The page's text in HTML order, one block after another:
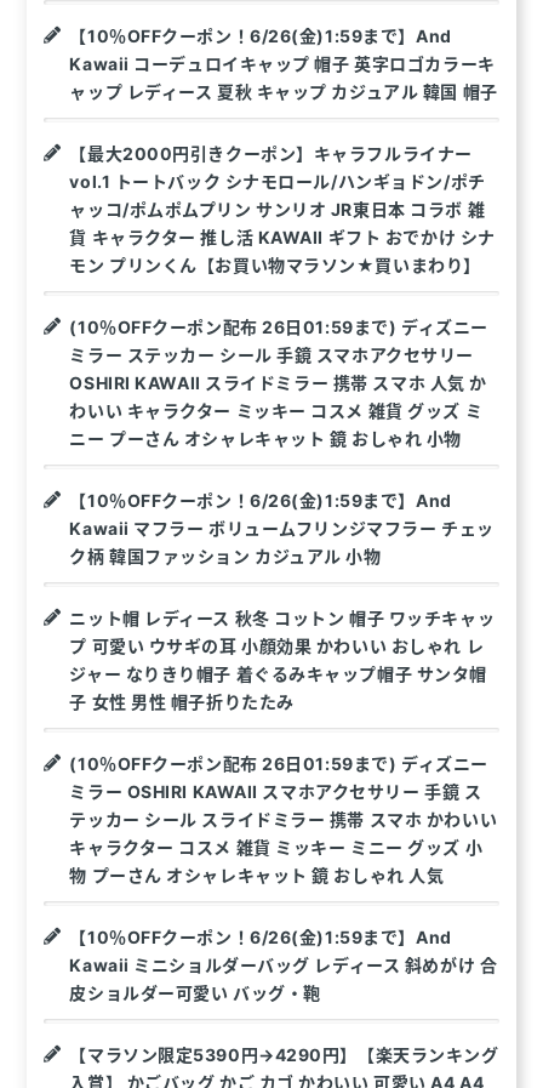
【10％OFFクーポン！6/26(金)1:59まで】And
Kawaii コーデュロイキャップ 帽子 英字ロゴカラーキ
ャップ レディース 夏秋 キャップ カジュアル 韓国 帽子
【最大2000円引きクーポン】キャラフルライナー
vol.1 トートバック シナモロール/ハンギョドン/ポチ
ャッコ/ポムポムプリン サンリオ JR東日本 コラボ 雑
貨 キャラクター 推し活 KAWAII ギフト おでかけ シナ
モン プリンくん【お買い物マラソン★買いまわり】
(10％OFFクーポン配布 26日01:59まで) ディズニー
ミラー ステッカー シール 手鏡 スマホアクセサリー
OSHIRI KAWAII スライドミラー 携帯 スマホ 人気 か
わいい キャラクター ミッキー コスメ 雑貨 グッズ ミ
ニー プーさん オシャレキャット 鏡 おしゃれ 小物
【10％OFFクーポン！6/26(金)1:59まで】And
Kawaii マフラー ボリュームフリンジマフラー チェッ
ク柄 韓国ファッション カジュアル 小物
ニット帽 レディース 秋冬 コットン 帽子 ワッチキャッ
プ 可愛い ウサギの耳 小顔効果 かわいい おしゃれ レ
ジャー なりきり帽子 着ぐるみキャップ帽子 サンタ帽
子 女性 男性 帽子折りたたみ
(10％OFFクーポン配布 26日01:59まで) ディズニー
ミラー OSHIRI KAWAII スマホアクセサリー 手鏡 ス
テッカー シール スライドミラー 携帯 スマホ かわいい
キャラクター コスメ 雑貨 ミッキー ミニー グッズ 小
物 プーさん オシャレキャット 鏡 おしゃれ 人気
【10％OFFクーポン！6/26(金)1:59まで】And
Kawaii ミニショルダーバッグ レディース 斜めがけ 合
皮ショルダー可愛い バッグ・鞄
【マラソン限定5390円→4290円】【楽天ランキング
入賞】 かごバッグ かご カゴ かわいい 可愛い A4 A4